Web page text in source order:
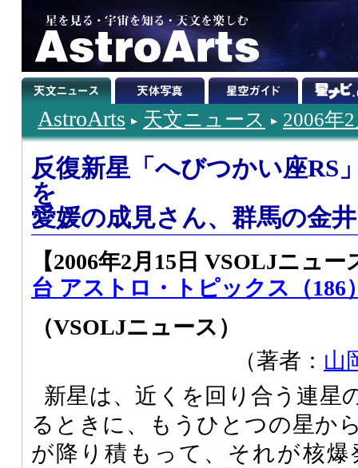
AstroArts 天文ニュース 2006年
反復新星「へびつかい座RS
を
愛媛の成見さん、群馬の金
【2006年2月15日 VSOLJニュ
台 アストロ・トピックス（186
（VSOLJニュース）
（著者： 山
新星は、近くを回り合う連星
るときに、もうひとつの星か
が降り積もって、それが核